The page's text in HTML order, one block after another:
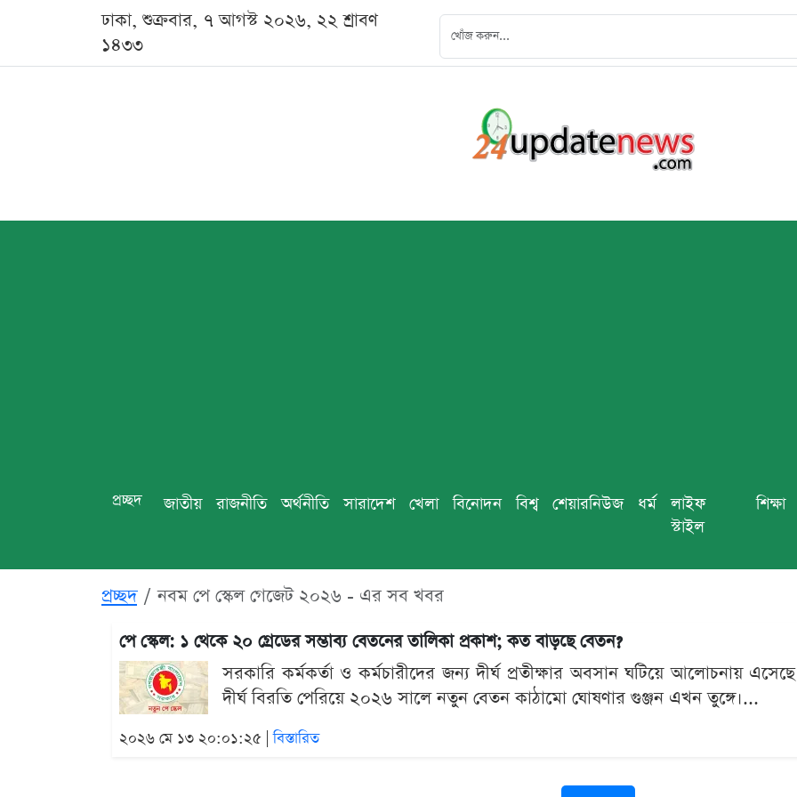
ঢাকা, শুক্রবার, ৭ আগস্ট ২০২৬, ২২ শ্রাবণ
১৪৩৩
প্রচ্ছদ জাতীয় রাজনীতি অর্থনীতি সারাদেশ খেলা বিনোদন বিশ্ব শেয়ারনিউজ ধর্ম
লাইফ
স্টাইল
শিক্ষা
প্রচ্ছদ নবম পে স্কেল গেজেট ২০২৬ - এর সব খবর
পে স্কেল: ১ থেকে ২০ গ্রেডের সম্ভাব্য বেতনের তালিকা প্রকাশ; কত বাড়ছে বেতন?
সরকারি কর্মকর্তা ও কর্মচারীদের জন্য দীর্ঘ প্রতীক্ষার অবসান ঘটিয়ে আলোচনায়
দীর্ঘ বিরতি পেরিয়ে ২০২৬ সালে নতুন বেতন কাঠামো ঘোষণার গুঞ্জন এখন তুঙ্গে।...
২০২৬ মে ১৩ ২০:০১:২৫ |বিস্তারিত